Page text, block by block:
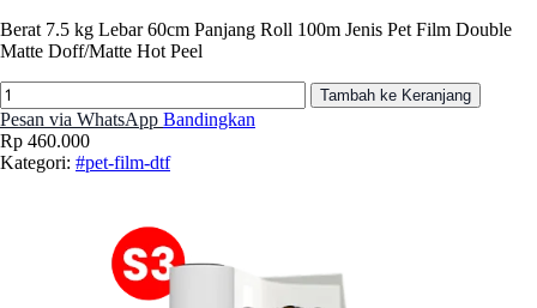
Berat 7.5 kg Lebar 60cm Panjang Roll 100m Jenis Pet Film Double
Matte Doff/Matte Hot Peel
Tambah ke Keranjang
Pesan via WhatsApp Bandingkan
Rp 460.000
Kategori: #pet-film-dtf